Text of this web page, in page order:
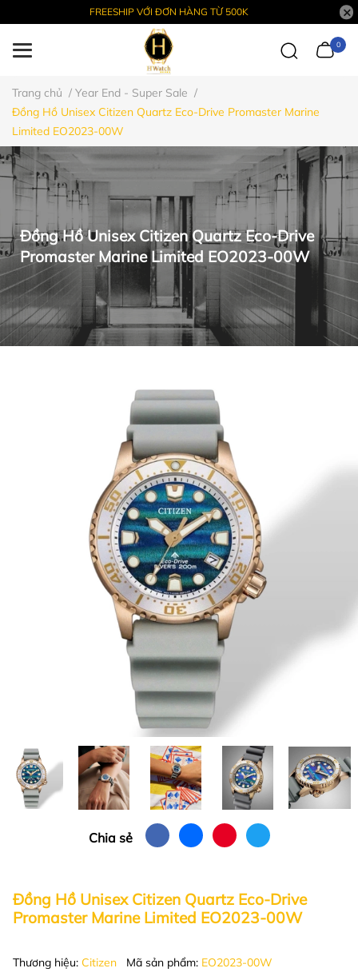
FREESHIP VỚI ĐƠN HÀNG TỪ 500K
0
Trang chủ / Year End - Super Sale /
Đồng Hồ Unisex Citizen Quartz Eco-Drive Promaster Marine
Limited EO2023-00W
Đồng Hồ Unisex Citizen Quartz Eco-Drive
Promaster Marine Limited EO2023-00W
Chia sẻ
Đồng Hồ Unisex Citizen Quartz Eco-Drive
Promaster Marine Limited EO2023-00W
Thương hiệu: Citizen Mã sản phẩm: EO2023-00W